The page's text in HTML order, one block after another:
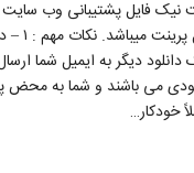
می باشند و شما به محض
خودکار…